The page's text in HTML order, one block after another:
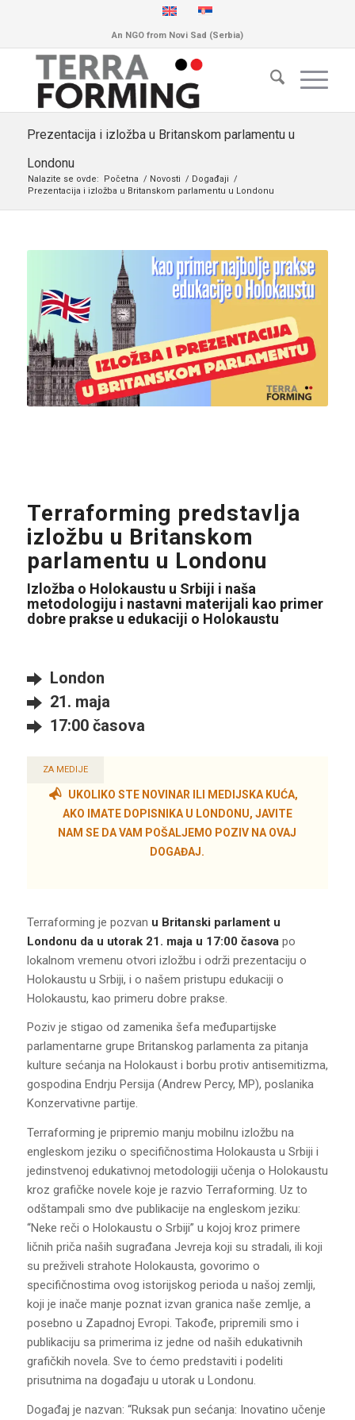
An NGO from Novi Sad (Serbia)
Prezentacija i izložba u Britanskom parlamentu u
Londonu
Nalazite se ovde: Početna / Novosti / Događaji /
Prezentacija i izložba u Britanskom parlamentu u Londonu
Terraforming predstavlja
izložbu u Britanskom
parlamentu u Londonu
Izložba o Holokaustu u Srbiji i naša
metodologiju i nastavni materijali kao primer
dobre prakse u edukaciji o Holokaustu
London
21. maja
17:00 časova
ZA MEDIJE
UKOLIKO STE NOVINAR ILI MEDIJSKA KUĆA,
AKO IMATE DOPISNIKA U LONDONU, JAVITE
NAM SE DA VAM POŠALJEMO POZIV NA OVAJ
DOGAĐAJ.
Terraforming je pozvan u Britanski parlament u
Londonu da u utorak 21. maja u 17:00 časovapo
lokalnom vremenu otvori izložbu i održi prezentaciju o
Holokaustu u Srbiji, i o našem pristupu edukaciji o
Holokaustu, kao primeru dobre prakse.
Poziv je stigao od zamenika šefa međupartijske
parlamentarne grupe Britanskog parlamenta za pitanja
kulture sećanja na Holokaust i borbu protiv antisemitizma,
gospodina Endrju Persija (Andrew Percy, MP), poslanika
Konzervativne partije.
Terraforming je pripremio manju mobilnu izložbu na
engleskom jeziku o specifičnostima Holokausta u Srbiji i
jedinstvenoj edukativnoj metodologiji učenja o Holokaustu
kroz grafičke novele koje je razvio Terraforming. Uz to
odštampali smo dve publikacije na engleskom jeziku:
“Neke reči o Holokaustu o Srbiji” u kojoj kroz primere
ličnih priča naših sugrađana Jevreja koji su stradali, ili koji
su preživeli strahote Holokausta, govorimo o
specifičnostima ovog istorijskog perioda u našoj zemlji,
koji je inače manje poznat izvan granica naše zemlje, a
posebno u Zapadnoj Evropi. Takođe, pripremili smo i
publikaciju sa primerima iz jedne od naših edukativnih
grafičkih novela. Sve to ćemo predstaviti i podeliti
prisutnima na događaju u utorak u Londonu.
Događaj je nazvan: “Ruksak pun sećanja: Inovatino učenje